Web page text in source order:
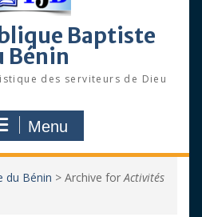
Baptiste
Bénin
des serviteurs de Dieu
Menu
du Bénin > Archive forActivités